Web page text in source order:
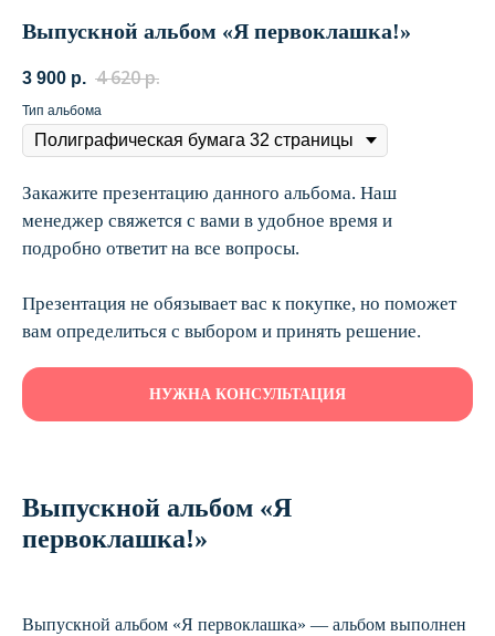
Выпускной альбом «Я первоклашка!»
3 900 р. 4 620р.
Тип альбома
Закажите презентацию данного альбома. Наш
менеджер свяжется с вами в удобное время и
подробно ответит на все вопросы.
Презентация не обязывает вас к покупке, но поможет
вам определиться с выбором и принять решение.
НУЖНА КОНСУЛЬТАЦИЯ
Выпускной альбом «Я
первоклашка!»
Выпускной альбом «Я первоклашка» — альбом выполнен